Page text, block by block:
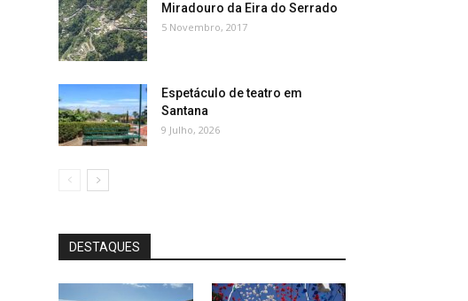
Miradouro da Eira do Serrado
5 Novembro, 2017
Espetáculo de teatro em
Santana
9 Julho, 2026
DESTAQUES